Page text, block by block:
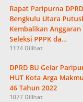
Rapat Paripurna DPRD
Bengkulu Utara
Kembalikan Anggaran
Seleksi PPPK da…
1174 Dilihat
DPRD BU Gelar
HUT Kota Arga
46 Tahun 2022
1077 Dilihat